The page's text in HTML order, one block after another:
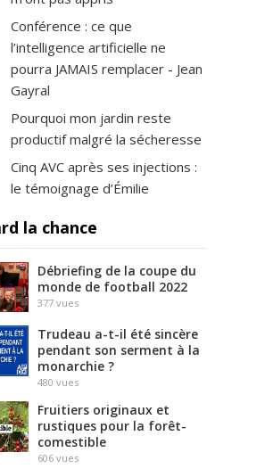
Conférence : ce que
l’intelligence artificielle ne
pourra JAMAIS remplacer - Jean
Gayral
Pourquoi mon jardin reste
productif malgré la sécheresse
Cinq AVC après ses injections :
le témoignage d’Émilie
la chance
Débriefing de la coupe du
monde de football 2022
377 vues
Trudeau a-t-il été sincère
pendant son serment à la
monarchie ?
480 vues
Fruitiers originaux et
rustiques pour la forêt-
comestible
606 vues